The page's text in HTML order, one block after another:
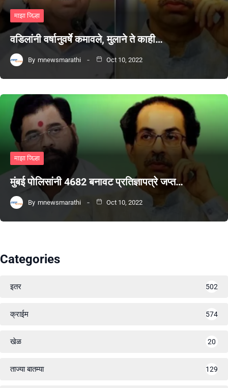
माझा जिल्हा
वडिलांनी वर्षानुवर्षे कमावले, मुलाने ते काही…
By mnewsmarathi Oct 10, 2022
माझा जिल्हा
मुंबई पोलिसांनी 4682 बनावट प्रतिज्ञापत्रे जप्त…
By mnewsmarathi Oct 10, 2022
Categories
इतर 502
क्राईम 574
खेळ 20
ताज्या बातम्या 129